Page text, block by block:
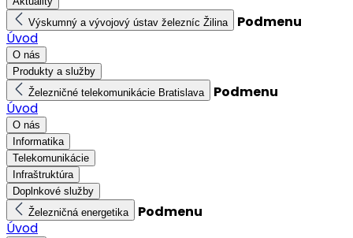
Výskumný a vývojový ústav železníc Žilina
Podmenu
Úvod
O nás
Produkty a služby
Železničné telekomunikácie Bratislava
Podmenu
Úvod
O nás
Informatika
Telekomunikácie
Infraštruktúra
Doplnkové služby
Železničná energetika
Podmenu
Úvod